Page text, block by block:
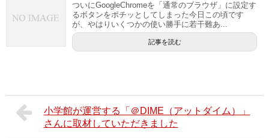
ついにGoogleChromeを「通常のブラウザ」に設定す
るボタンをポチッとしてしまった今日この頃です
が、やはりいくつかの使い勝手に若干難あ...
記事を読む
小学館が運営する「＠DIME（アットダイム）」
さんに取材していただきました